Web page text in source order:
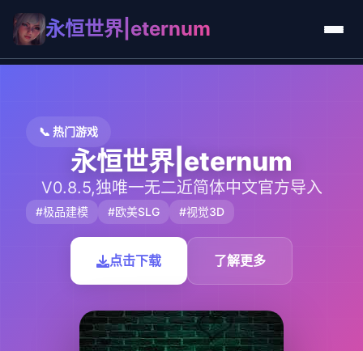
永恒世界|eternum
📞 热门游戏
永恒世界|eternum
V0.8.5,独唯一无二近简体中文官方导入
#极品建模 #欧美SLG #视觉3D
点击下载 了解更多